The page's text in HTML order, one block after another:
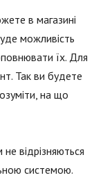
в магазині
можливість
їх. Для
Так ви будете
на що
відрізняються
системою.